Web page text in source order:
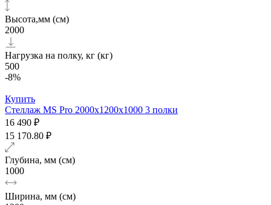
Высота,мм (см)
2000
Нагрузка на полку, кг (кг)
500
-8%
Купить
Стеллаж MS Pro 2000х1200x1000 3 полки
16 490 ₽
15 170.80 ₽
Глубина, мм (см)
1000
Ширина, мм (см)